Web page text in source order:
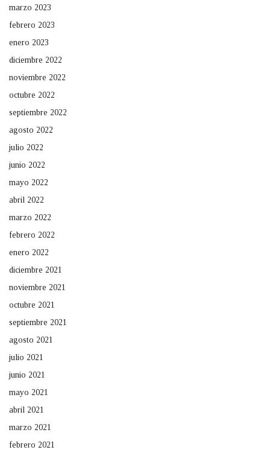
marzo 2023
febrero 2023
enero 2023
diciembre 2022
noviembre 2022
octubre 2022
septiembre 2022
agosto 2022
julio 2022
junio 2022
mayo 2022
abril 2022
marzo 2022
febrero 2022
enero 2022
diciembre 2021
noviembre 2021
octubre 2021
septiembre 2021
agosto 2021
julio 2021
junio 2021
mayo 2021
abril 2021
marzo 2021
febrero 2021